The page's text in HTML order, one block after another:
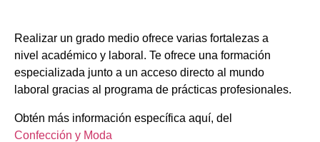
Realizar un grado medio ofrece varias fortalezas a
nivel académico y laboral. Te ofrece una formación
especializada junto a un acceso directo al mundo
laboral gracias al programa de prácticas profesionales.
Obtén más información específica aquí, del
Confección y Moda